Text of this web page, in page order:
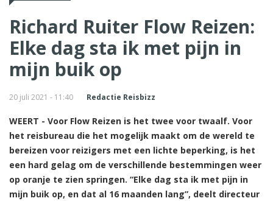
Richard Ruiter Flow Reizen:
Elke dag sta ik met pijn in
mijn buik op
20 juli 2021 - 11:40 Redactie Reisbizz
WEERT - Voor Flow Reizen is het twee voor twaalf. Voor
het reisbureau die het mogelijk maakt om de wereld te
bereizen voor reizigers met een lichte beperking, is het
een hard gelag om de verschillende bestemmingen weer
op oranje te zien springen. “Elke dag sta ik met pijn in
mijn buik op, en dat al 16 maanden lang”, deelt directeur